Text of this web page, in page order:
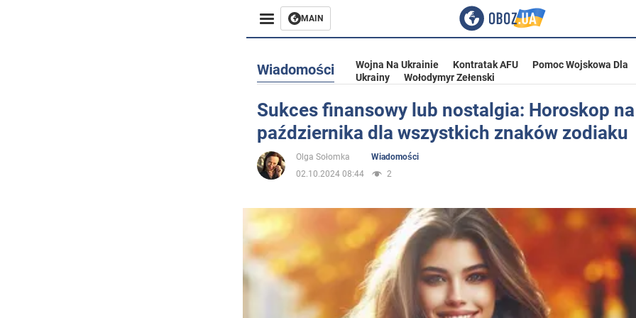
MAIN
Rozrywka
Życie
Społeczeństwo
Wojna na Ukrainie
Świat
Wiadomości Wojna Na Ukrainie Kontratak AFU
Pomoc Wojskowa Dla
Ukrainy
Wołodymyr Zełenski
Sukces finansowy lub nostalgia: Horoskop
października dla wszystkich znaków zodiaku
Olga Sołomka
Wiadomości
02.10.2024 08:44
2